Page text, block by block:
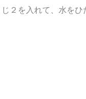
入れて、水をひた